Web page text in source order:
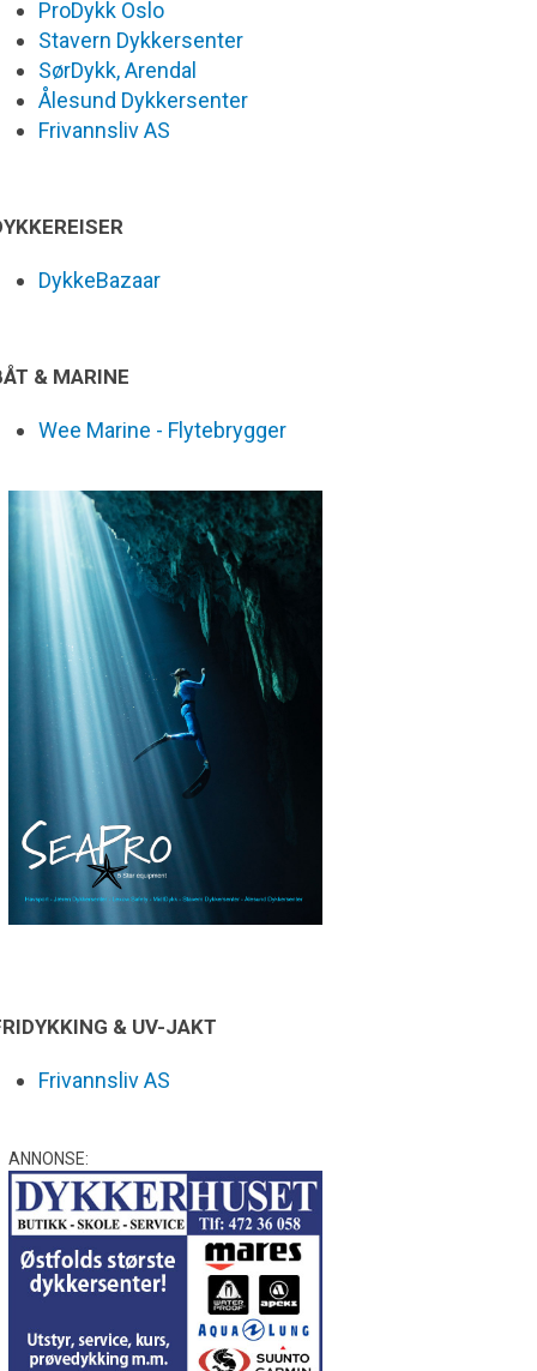
ProDykk Oslo
Stavern Dykkersenter
SørDykk, Arendal
Ålesund Dykkersenter
Frivannsliv AS
DykkeBazaar
& MARINE
Wee Marine - Flytebrygger
& UV-JAKT
Frivannsliv AS
ANNONSE: